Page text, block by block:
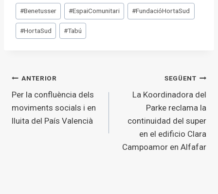
Etiquetes
d'entrada
#Benetusser #EspaiComunitari #FundacióHortaSud
#HortaSud #Tabú
Navegació
d'entrades
ANTERIOR
Per la confluència dels
moviments socials i en
lluita del País Valencià
SEGÜENT
La Koordinadora del
Parke reclama la
continuidad del super
en el edificio Clara
Campoamor en Alfafar